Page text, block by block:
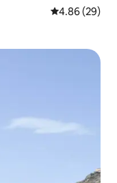
Calificación
4.86 (29)